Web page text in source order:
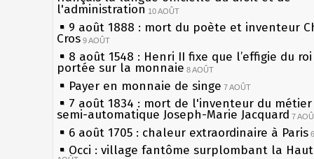
l'administration 10 AOÛT
9 août 1888 : mort du poète et inventeur
Cros 9 AOÛT
8 août 1548 : Henri II fixe que l’effigie du
portée sur la monnaie 8 AOÛT
Payer en monnaie de singe 7 AOÛT
7 août 1834 : mort de l'inventeur du
semi-automatique Joseph-Marie Jacquard 7
6 août 1705 : chaleur extraordinaire à Paris
Occi : village fantôme surplombant la